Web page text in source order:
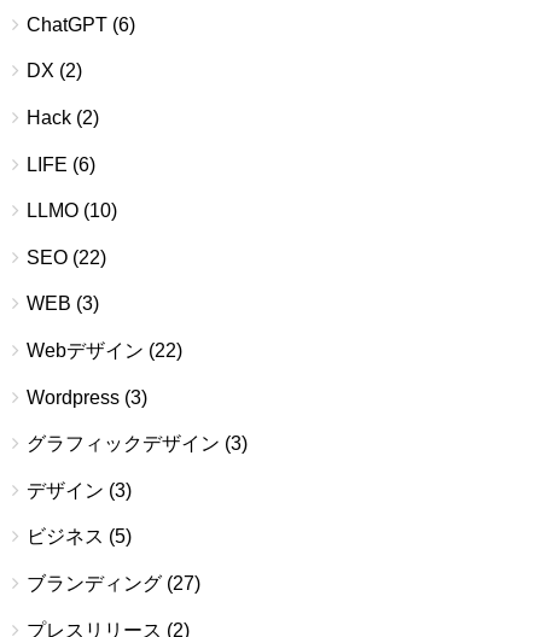
ChatGPT (6)
DX (2)
Hack (2)
LIFE (6)
LLMO (10)
SEO (22)
WEB (3)
Webデザイン (22)
Wordpress (3)
グラフィックデザイン (3)
デザイン (3)
ビジネス (5)
ブランディング (27)
プレスリリース (2)